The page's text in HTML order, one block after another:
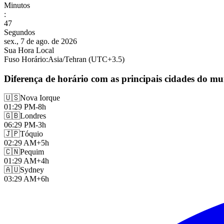
Minutos
:
48
Segundos
sex., 7 de ago. de 2026
Sua Hora Local
Fuso Horário:Asia/Tehran (UTC+3.5)
Diferença de horário com as principais cidades do
🇺🇸Nova Iorque
01:29 PM-8h
🇬🇧Londres
06:29 PM-3h
🇯🇵Tóquio
02:29 AM+5h
🇨🇳Pequim
01:29 AM+4h
🇦🇺Sydney
03:29 AM+6h